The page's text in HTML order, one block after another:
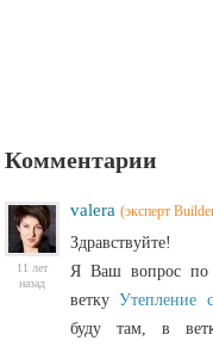
Комментарии
11 лет
назад
valera (эксперт
Здравствуйте!
Я Ваш вопрос по
веткуУтепление
буду там, в